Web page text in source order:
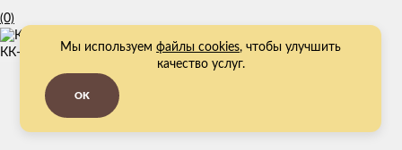
(0)
Мы используемфайлы cookies, чтобы улучшить
качество услуг.
OK